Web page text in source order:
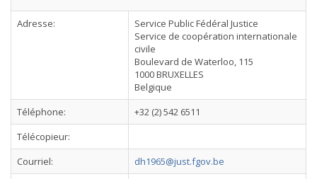
Adresse:
Service Public Fédéral Justice
Service de coopération internationale
civile
Boulevard de Waterloo, 115
1000 BRUXELLES
Belgique
Téléphone:
+32 (2) 542 6511
Télécopieur:
Courriel:
dh1965@just.fgov.be